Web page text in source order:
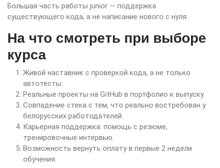
Большая часть работы junior — поддержка
существующего кода, а не написание нового с нуля.
На что смотреть при выборе
курса
Живой наставник с проверкой кода, а не только
автотесты.
Реальные проекты на GitHub в портфолио к выпуску.
Совпадение стека с тем, что реально востребован у
белорусских работодателей.
Карьерная поддержка: помощь с резюме,
тренировочные интервью.
Возможность вернуть оплату в первые 2 недели
обучения.